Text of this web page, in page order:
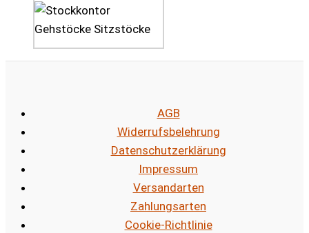
AGB
Widerrufsbelehrung
Datenschutzerklärung
Impressum
Versandarten
Zahlungsarten
Cookie-Richtlinie